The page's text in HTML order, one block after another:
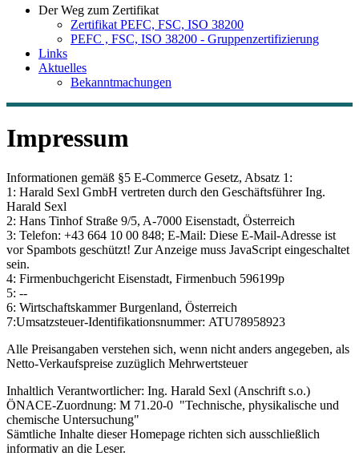
Der Weg zum Zertifikat
Zertifikat PEFC, FSC, ISO 38200
PEFC , FSC, ISO 38200 - Gruppenzertifizierung
Links
Aktuelles
Bekanntmachungen
Impressum
Informationen gemäß §5 E-Commerce Gesetz, Absatz 1:
1: Harald Sexl GmbH vertreten durch den Geschäftsführer Ing.
Harald Sexl
2: Hans Tinhof Straße 9/5, A-7000 Eisenstadt, Österreich
3: Telefon: +43 664 10 00 848; E-Mail: Diese E-Mail-Adresse ist
vor Spambots geschützt! Zur Anzeige muss JavaScript eingeschaltet
sein.
4: Firmenbuchgericht Eisenstadt, Firmenbuch 596199p
5: --
6: Wirtschaftskammer Burgenland, Österreich
7:Umsatzsteuer-Identifikationsnummer: ATU78958923
Alle Preisangaben verstehen sich, wenn nicht anders angegeben, als
Netto-Verkaufspreise zuzüglich Mehrwertsteuer
Inhaltlich Verantwortlicher: Ing. Harald Sexl (Anschrift s.o.)
ÖNACE-Zuordnung: M 71.20-0 "Technische, physikalische und
chemische Untersuchung"
Sämtliche Inhalte dieser Homepage richten sich ausschließlich
informativ an die Leser.